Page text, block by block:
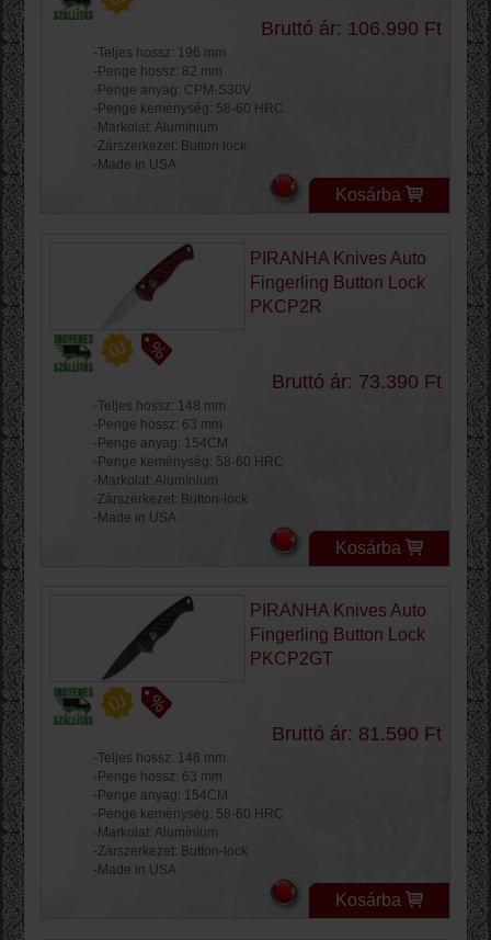
Bruttó ár: 106.990 Ft
-Teljes hossz: 196 mm
-Penge hossz: 82 mm
-Penge anyag: CPM-S30V
-Penge keménység: 58-60 HRC
-Markolat: Alumínium
-Zárszerkezet: Button lock
-Made in USA
Kosárba
PIRANHA Knives Auto
Fingerling Button Lock
PKCP2R
Bruttó ár: 73.390 Ft
-Teljes hossz: 148 mm
-Penge hossz: 63 mm
-Penge anyag: 154CM
-Penge keménység: 58-60 HRC
-Markolat: Alumínium
-Zárszerkezet: Button-lock
-Made in USA
Kosárba
PIRANHA Knives Auto
Fingerling Button Lock
PKCP2GT
Bruttó ár: 81.590 Ft
-Teljes hossz: 148 mm
-Penge hossz: 63 mm
-Penge anyag: 154CM
-Penge keménység: 58-60 HRC
-Markolat: Alumínium
-Zárszerkezet: Button-lock
-Made in USA
Kosárba